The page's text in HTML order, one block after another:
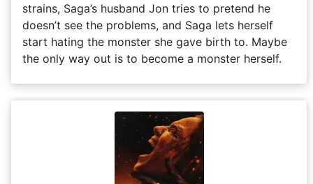
strains, Saga’s husband Jon tries to pretend he
doesn’t see the problems, and Saga lets herself
start hating the monster she gave birth to. Maybe
the only way out is to become a monster herself.